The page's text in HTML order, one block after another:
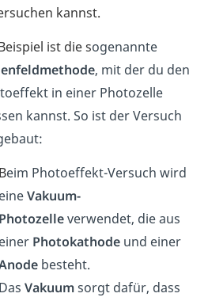
kannst.
ist die sogenannte
, mit der du den
in einer Photozelle
kannst. So ist der Versuch
Beim Photoeffekt-Versuch wird
eineVakuum-
Photozelleverwendet, die aus
einer Photokathode und einer
besteht.
DasVakuumsorgt dafür, dass